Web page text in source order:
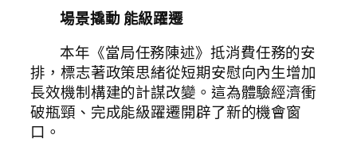
場景撬動 能級躍遷
本年《當局任務陳述》抵消費任務的安
排，標志著政策思緒從短期安慰向內生增加
長效機制構建的計謀改變。這為體驗經濟衝
破瓶頸、完成能級躍遷開辟了新的機會窗
口。